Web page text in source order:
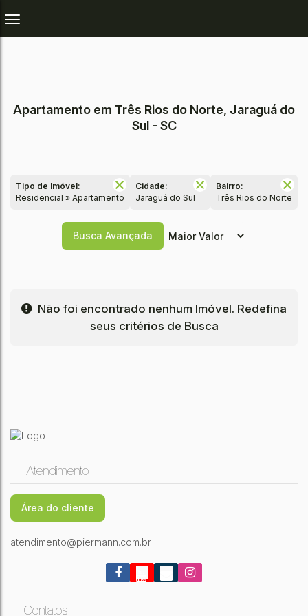
Apartamento em Três Rios do Norte, Jaraguá do
Sul - SC
Tipo de Imóvel:
Residencial » Apartamento
Cidade:
Jaraguá do Sul
Bairro:
Três Rios do Norte
Busca Avançada
Não foi encontrado nenhum Imóvel. Redefina
seus critérios de Busca
Atendimento
Área do cliente
atendimento@piermann.com.br
Contatos